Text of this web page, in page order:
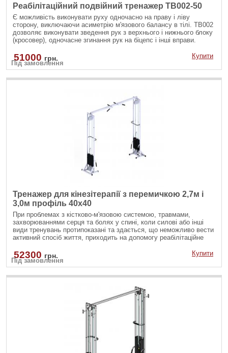
Реабілітаційний подвійний тренажер TB002-50
Є можливість виконувати руху одночасно на праву і ліву
сторону, виключаючи асиметрію м'язового балансу в тілі. ТВ002
дозволяє виконувати зведення рук з верхнього і нижнього блоку
(кросовер), одночасне згинання рук на біцепс і інші вправи.
51000 грн.
Купити
Під замовлення
Тренажер для кінезітерапії з перемичкою 2,7м і
3,0м профіль 40х40
При проблемах з кістково-м'язовою системою, травмами,
захворюваннями серця та болях у спині, коли силові або інші
види тренувань протипоказані та здається, що неможливо вести
активний спосіб життя, приходить на допомогу реабілітаційне
52300 грн.
Купити
Під замовлення